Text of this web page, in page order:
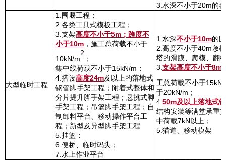
3.水深不小于20m的
大型临时工程
1.围堰工程；
2.各类工具式模板工程；
3.支架高度不小于5m；跨度不
小于10m ，施工总荷载不小于
10kN/m
2
；
集中线荷载不小于15kN/m；
4.搭设高度24m及以上的落地式
钢管脚手架工程；附着式整体和
分片提升脚手架工程；悬挑式脚
手架工程；吊篮脚手架工程；自
制卸料平台、移动操作平台工
程；新型及异型脚手架工程
5.挂篮；
6.便桥、临时码头；
7.水上作业平台
1.水深不小于10m的
2.高度不小于40m墩
塔的滑膜、爬模、翻
3. 支架高度不小于8m
工总荷载不小于15kN/
于20kN/m；
4. 50m及以上落地式
结构安装等满堂承重
中荷载7kN以上；
5.猫道、移动模架